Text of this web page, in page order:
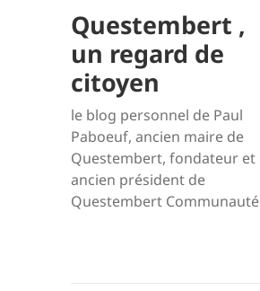
Questembert ,
un regard de
citoyen
le blog personnel de Paul
Paboeuf, ancien maire de
Questembert, fondateur et
ancien président de
Questembert Communauté